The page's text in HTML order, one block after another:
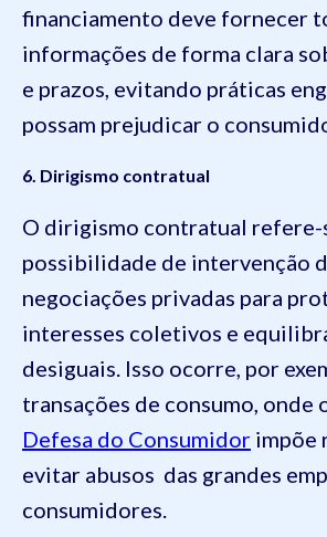
financiamento deve fornecer
informações de forma clara
e prazos, evitando práticas
possam prejudicar o
6. Dirigismo contratual
O dirigismo contratual refere-
possibilidade de intervenção
negociações privadas para
interesses coletivos e
desiguais. Isso ocorre, por
transações de consumo, onde
Defesa do Consumidor impõe
evitar abusos das grandes
consumidores.